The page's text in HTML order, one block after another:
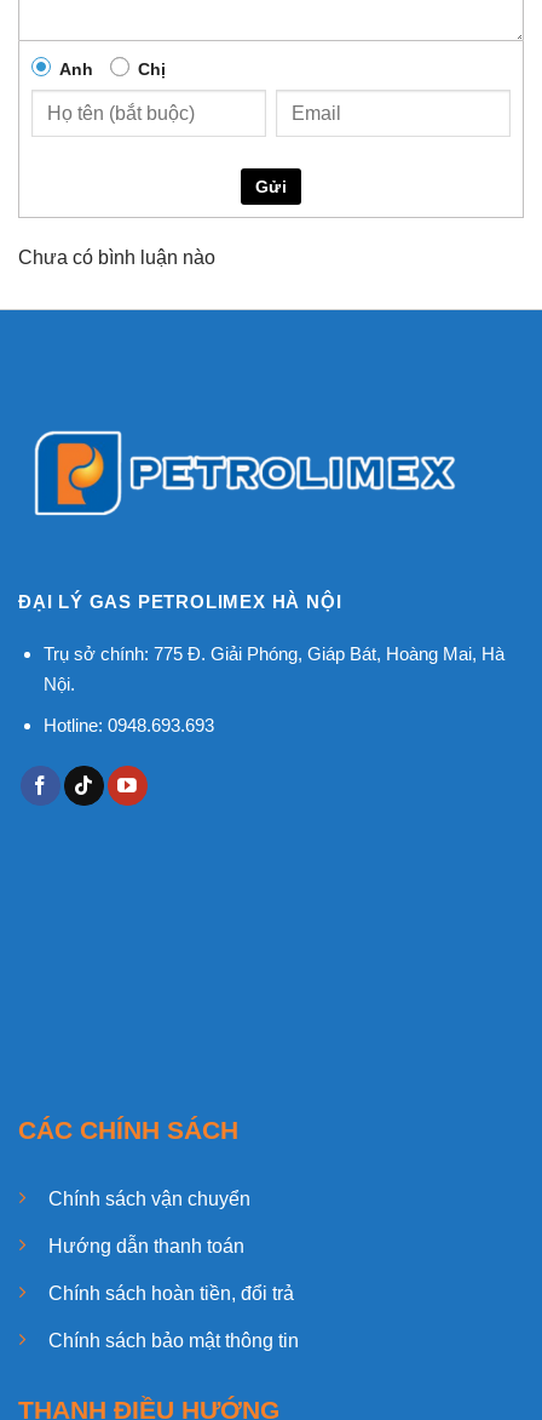
Anh Chị
Gửi
Chưa có bình luận nào
ĐẠI LÝ GAS PETROLIMEX HÀ NỘI
Trụ sở chính: 775 Đ. Giải Phóng, Giáp Bát, Hoàng Mai, Hà
Nội.
Hotline: 0948.693.693
CÁC CHÍNH SÁCH
Chính sách vận chuyển
Hướng dẫn thanh toán
Chính sách hoàn tiền, đổi trả
Chính sách bảo mật thông tin
THANH ĐIỀU HƯỚNG